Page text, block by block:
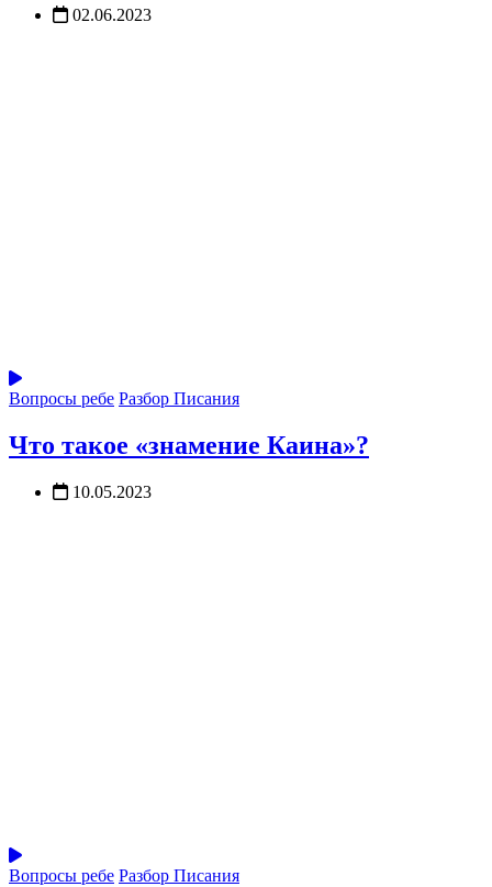
02.06.2023
Вопросы ребе Разбор Писания
Что такое «знамение Каина»?
10.05.2023
Вопросы ребе Разбор Писания